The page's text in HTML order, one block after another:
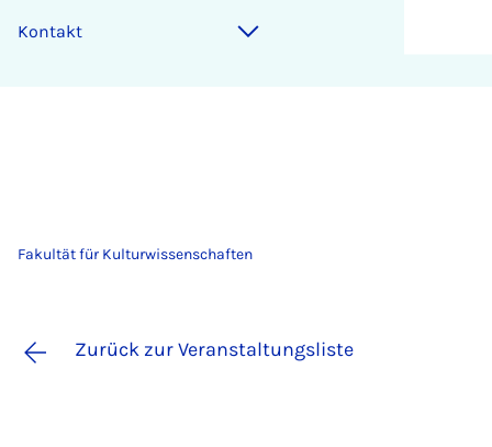
Kontakt
Fakultät für Kulturwissenschaften
Zurück zur Veranstaltungsliste